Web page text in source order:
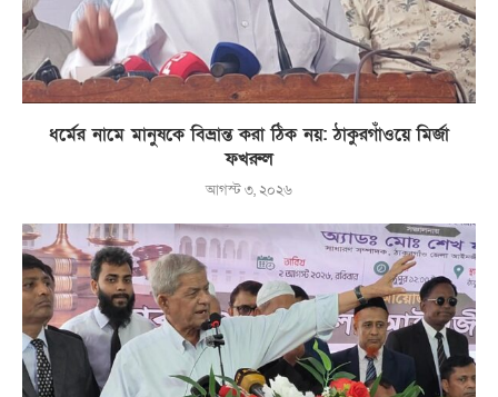
ধর্মের নামে মানুষকে বিভ্রান্ত করা ঠিক নয়: ঠাকুরগাঁওয়ে মির্জা
ফখরুল
আগস্ট ৩, ২০২৬